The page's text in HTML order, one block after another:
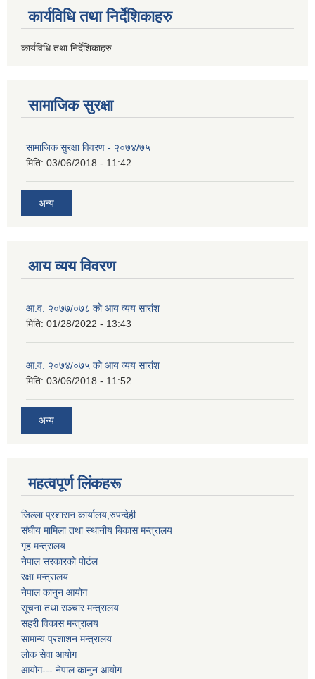
कार्यविधि तथा निर्देशिकाहरु
कार्यविधि तथा निर्देशिकाहरु
सामाजिक सुरक्षा
सामाजिक सुरक्षा विवरण - २०७४/७५
मिति: 03/06/2018 - 11:42
अन्य
आय व्यय विवरण
आ.व. २०७७/०७८ को आय व्यय सारांश
मिति: 01/28/2022 - 13:43
आ.व. २०७४/०७५ को आय व्यय सारांश
मिति: 03/06/2018 - 11:52
अन्य
महत्वपूर्ण लिंकहरू
जिल्ला प्रशासन कार्यालय,रुपन्देही
संघीय मामिला तथा स्थानीय बिकास मन्त्रालय
गृह मन्त्रालय
नेपाल सरकारको पोर्टल
रक्षा मन्त्रालय
नेपाल कानुन आयोग
सूचना तथा सञ्चार मन्त्रालय
सहरी विकास मन्त्रालय
सामान्य प्रशाशन मन्त्रालय
लोक सेवा आयोग
आयोग--- नेपाल कानुन आयोग